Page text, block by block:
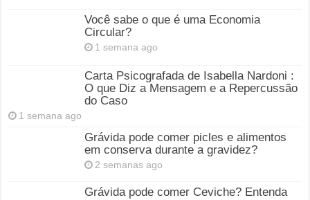
Você sabe o que é uma Economia
Circular?
1 semana ago
Carta Psicografada de Isabella Nardoni :
O que Diz a Mensagem e a Repercussão
do Caso
1 semana ago
Grávida pode comer picles e alimentos
em conserva durante a gravidez?
2 semanas ago
Grávida pode comer Ceviche? Entenda